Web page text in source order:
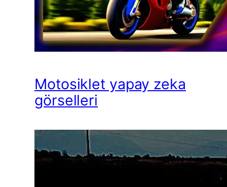
Motosiklet yapay zeka
görselleri